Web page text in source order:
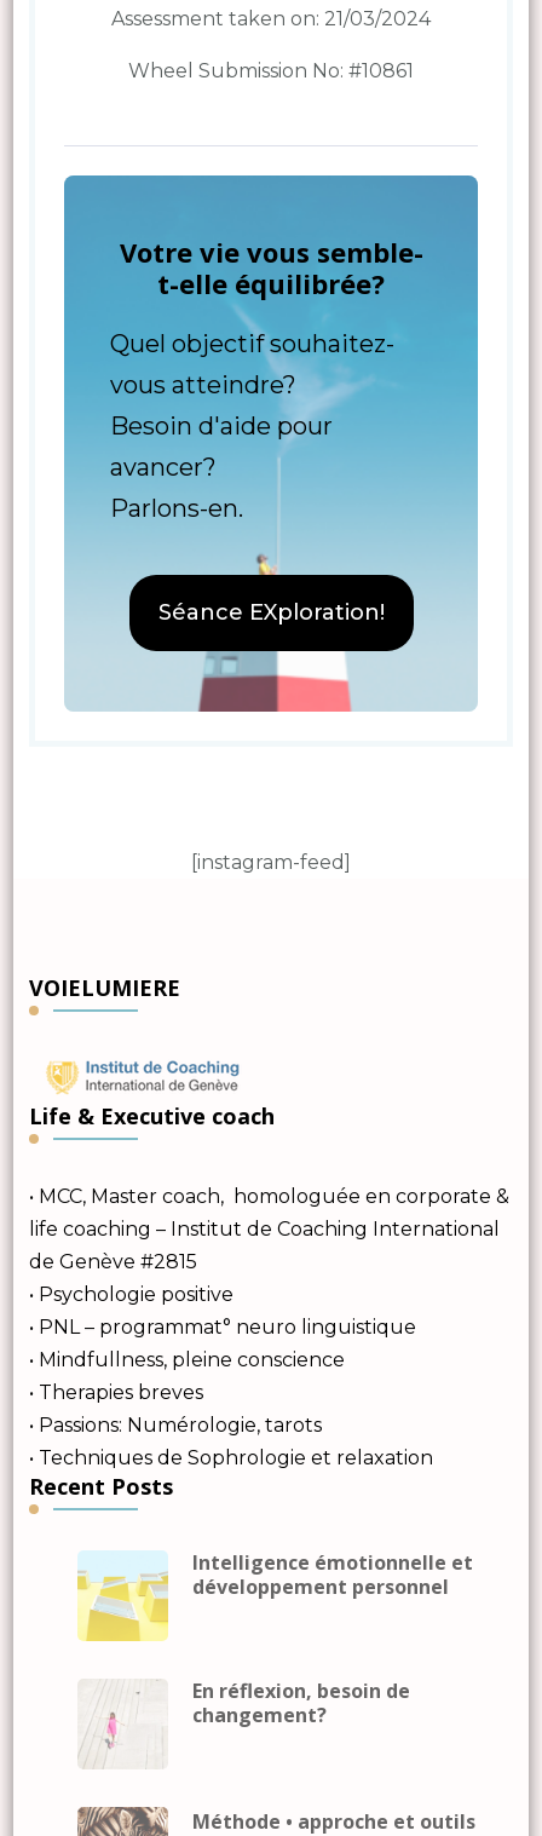
Assessment taken on: 21/03/2024
Wheel Submission No: #10861
Votre vie vous semble-
t-elle équilibrée?
Quel objectif souhaitez-
vous atteindre?
Besoin d'aide pour
avancer?
Parlons-en.
Séance EXploration!
[instagram-feed]
VOIELUMIERE
Life & Executive coach
• MCC, Master coach, homologuée en corporate &
life coaching – Institut de Coaching International
de Genève #2815
• Psychologie positive
• PNL – programmat° neuro linguistique
• Mindfullness, pleine conscience
• Therapies breves
• Passions: Numérologie, tarots
• Techniques de Sophrologie et relaxation
Recent Posts
Intelligence émotionnelle et
développement personnel
En réflexion, besoin de
changement?
Méthode • approche et outils